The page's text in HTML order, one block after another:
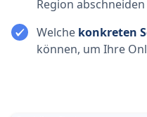
Region abschneiden
Welche konkreten
können, um Ihre